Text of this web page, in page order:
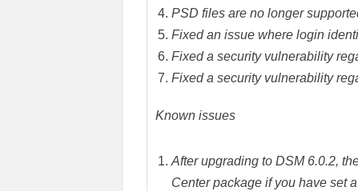
PSD files are no longer
Fixed an issue where login
Fixed a security vulnerability
Fixed a security vulnerability
Known issues
After upgrading to DSM 6.0.2,
Center package if you have set